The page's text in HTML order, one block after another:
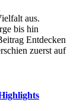
aus.
b‬is hin
Entdecken
zuerst auf